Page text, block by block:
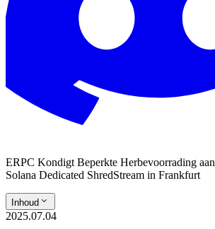
ERPC Kondigt Beperkte Herbevoorrading
Solana Dedicated ShredStream in Frankfurt
Inhoud
2025.07.04